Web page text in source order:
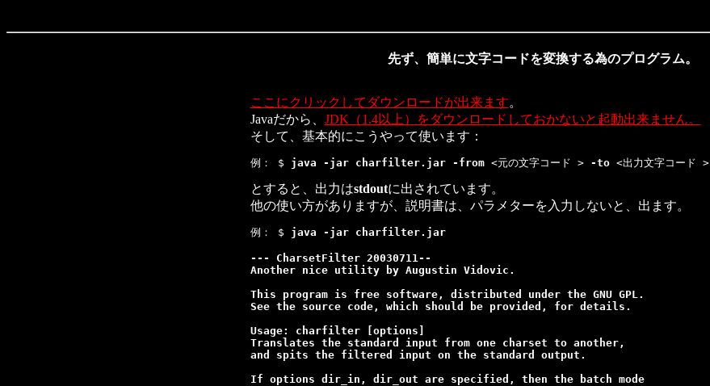
先ず、簡単に文字コードを変換する為のプログラム。
ここにクリックしてダウンロードが出来ます。
Javaだから、 JDK（1.4以上）をダウンロードしておかないと起動出来ません。
そして、基本的にこうやって使います：
例： $ java -jar charfilter.jar -from <元の文字コード > -to <出力文字コード >
とすると、出力はstdoutに出されています。
他の使い方がありますが、説明書は、パラメターを入力しないと、出ます。
例： $ java -jar charfilter.jar
--- CharsetFilter 20030711--
Another nice utility by Augustin Vidovic.
This program is free software, distributed under the GNU GPL.
See the source code, which should be provided, for details.
Usage: charfilter [options]
Translates the standard input from one charset to another,
and spits the filtered input on the standard output.
If options dir_in, dir_out are specified, then the batch mode